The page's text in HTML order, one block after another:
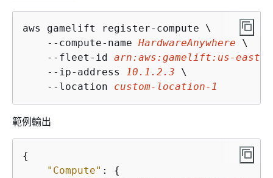
aws gamelift register-compute \
    --compute-name
HardwareAnywhere \
    --fleet-id
arn:aws:gamelift:us-east-
    --ip-address
10.1.2.3 \
    --location
custom-location-1
範例輸出
{
"Compute" : {